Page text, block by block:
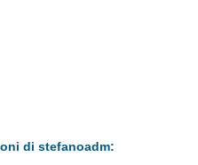
di stefanoadm: